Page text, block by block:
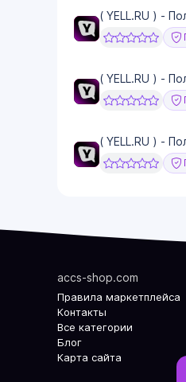
( YELL.RU ) -
( YELL.RU ) -
( YELL.RU ) -
accs-shop.com
Правила маркетплейса
Контакты
Все категории
Блог
Карта сайта